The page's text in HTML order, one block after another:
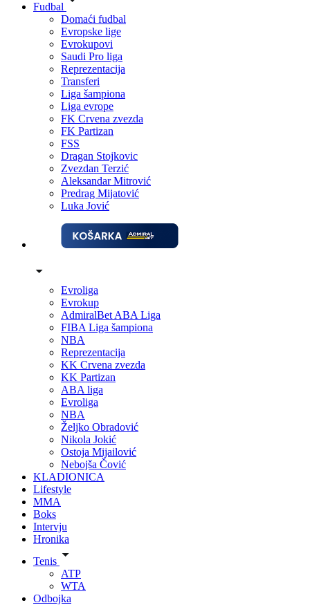
Fudbal
Domaći fudbal
Evropske lige
Evrokupovi
Saudi Pro liga
Reprezentacija
Transferi
Liga šampiona
Liga evrope
FK Crvena zvezda
FK Partizan
FSS
Dragan Stojkovic
Zvezdan Terzić
Aleksandar Mitrović
Predrag Mijatović
Luka Jović
Evroliga
Evrokup
AdmiralBet ABA Liga
FIBA Liga šampiona
NBA
Reprezentacija
KK Crvena zvezda
KK Partizan
ABA liga
Evroliga
NBA
Željko Obradović
Nikola Jokić
Ostoja Mijailović
Nebojša Čović
KLADIONICA
Lifestyle
MMA
Boks
Intervju
Hronika
Tenis
ATP
WTA
Odbojka